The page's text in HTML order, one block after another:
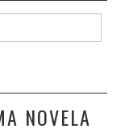
NOVELA